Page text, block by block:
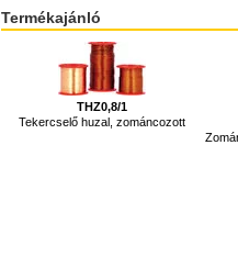
Termékajánló
THZ0,8/1
Tekercselő huzal, zománcozott